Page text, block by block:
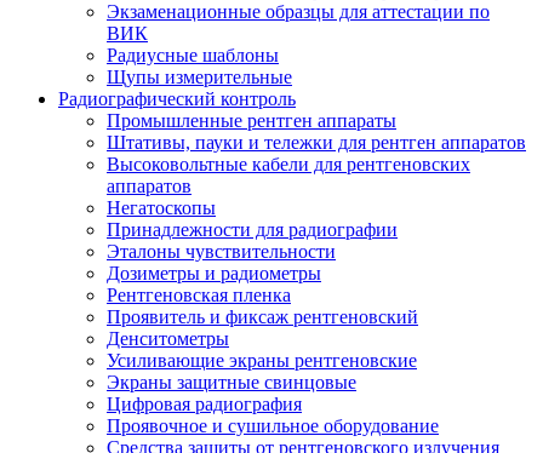
Экзаменационные образцы для аттестации по
ВИК
Радиусные шаблоны
Щупы измерительные
Радиографический контроль
Промышленные рентген аппараты
Штативы, пауки и тележки для рентген аппаратов
Высоковольтные кабели для рентгеновских
аппаратов
Негатоскопы
Принадлежности для радиографии
Эталоны чувствительности
Дозиметры и радиометры
Рентгеновская пленка
Проявитель и фиксаж рентгеновский
Денситометры
Усиливающие экраны рентгеновские
Экраны защитные свинцовые
Цифровая радиография
Проявочное и сушильное оборудование
Средства защиты от рентгеновского излучения